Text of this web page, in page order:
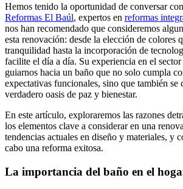
Hemos tenido la oportunidad de conversar
Reformas El Baúl, expertos en reformas
nos han recomendado que consideremos
esta renovación: desde la elección de colores
tranquilidad hasta la incorporación de
facilite el día a día. Su experiencia en el
guiarnos hacia un baño que no solo cumpla
expectativas funcionales, sino que también se
verdadero oasis de paz y bienestar.
En este artículo, exploraremos las razones
los elementos clave a considerar en una
tendencias actuales en diseño y materiales, y
cabo una reforma exitosa.
La importancia del baño en el